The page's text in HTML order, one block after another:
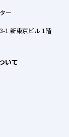
ー
1 新東京ビル 1階
いて